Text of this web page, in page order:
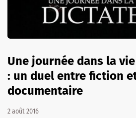
Une journée dans la
: un duel entre fiction
documentaire
2 août 2016